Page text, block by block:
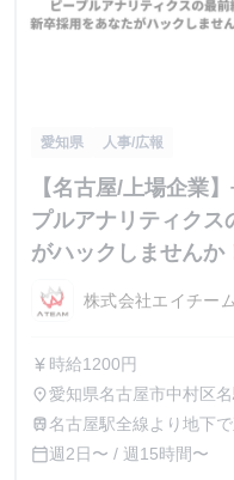
愛知県 人事/広報
【名古屋/上場企業
プルアナリティクス
がハックしませんか
株式会社エイチー
currency_yen 時給1200円
place愛知県名古屋市中村区
ング 32F
train名古屋駅全線より地下
calendar_today週2日〜 / 週15時間〜